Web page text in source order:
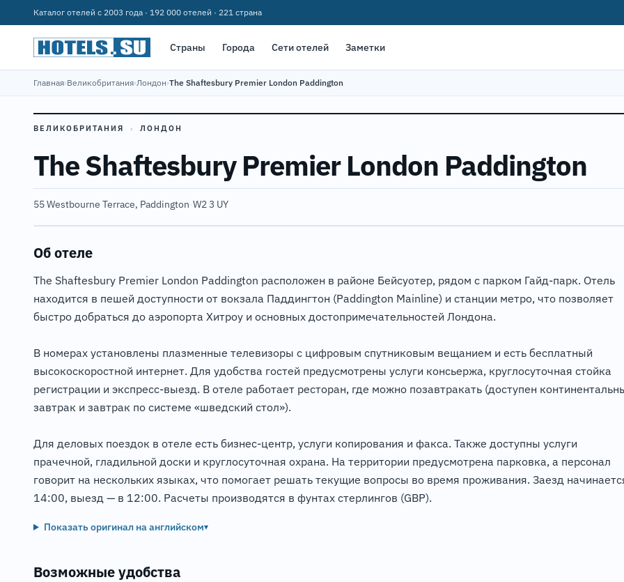
Каталог отелей с 2003 года · 192 000 отелей · 221 страна
Страны Города Сети отелей Заметки
Главная›Великобритания›Лондон›The Shaftesbury Premier London Paddington
ВЕЛИКОБРИТАНИЯ › ЛОНДОН
The Shaftesbury Premier London Paddington
55 Westbourne Terrace, Paddington·W2 3 UY
Об отеле
The Shaftesbury Premier London Paddington расположен в районе Бейсуотер, рядом с парком Гайд-парк. Отель
находится в пешей доступности от вокзала Паддингтон (Paddington Mainline) и станции метро, что позволяет
быстро добраться до аэропорта Хитроу и основных достопримечательностей Лондона.
В номерах установлены плазменные телевизоры с цифровым спутниковым вещанием и есть бесплатный
высокоскоростной интернет. Для удобства гостей предусмотрены услуги консьержа, круглосуточная стойка
регистрации и экспресс-выезд. В отеле работает ресторан, где можно позавтракать (доступен
завтрак и завтрак по системе «шведский стол»).
Для деловых поездок в отеле есть бизнес-центр, услуги копирования и факса. Также доступны услуги
прачечной, гладильной доски и круглосуточная охрана. На территории предусмотрена парковка, а персонал
говорит на нескольких языках, что помогает решать текущие вопросы во время проживания. Заезд
14:00, выезд — в 12:00. Расчеты производятся в фунтах стерлингов (GBP).
Показать оригинал на английском▾
Возможные удобства